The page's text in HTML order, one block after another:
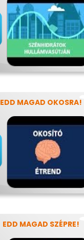
EDD MAGAD OKOSRA!
EDD MAGAD SZÉPRE!